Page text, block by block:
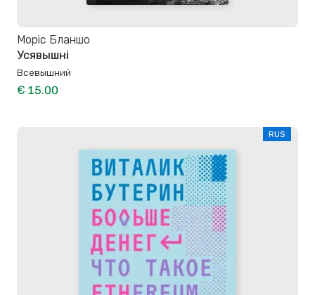
Моріс Бланшо
Усявышні
Всевышний
€ 15.00
RUS